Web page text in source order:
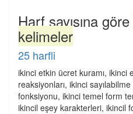
Harf sayısına göre
kelimeler
25 harfli
ikinci etkin ücret kuramı,
reaksiyonları, ikinci
fonksiyonu, ikinci temel form
ikincil eşey karakterleri, ikincil